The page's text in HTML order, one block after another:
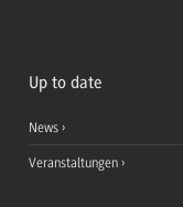
Up to date
News
Veranstaltungen